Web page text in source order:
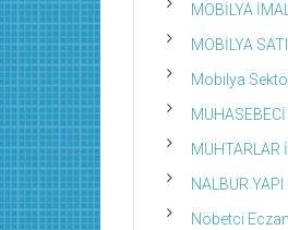
MOBİLYA
MOBİLYA
Mobilya
MUHTARLAR
NALBUR
Nöbetci